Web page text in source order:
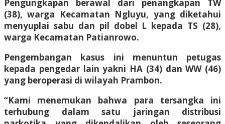
Pengungkapan berawal dari penangkapan TW
(38), warga Kecamatan Ngluyu, yang diketahui
menyuplai sabu dan pil dobel L kepada TS (28),
warga Kecamatan Patianrowo.
Pengembangan kasus ini menuntun petugas
kepada pengedar lain yakni HA (34) dan WW (46)
yang beroperasi di wilayah Prambon.
“Kami menemukan bahwa para tersangka ini
terhubung dalam satu jaringan distribusi